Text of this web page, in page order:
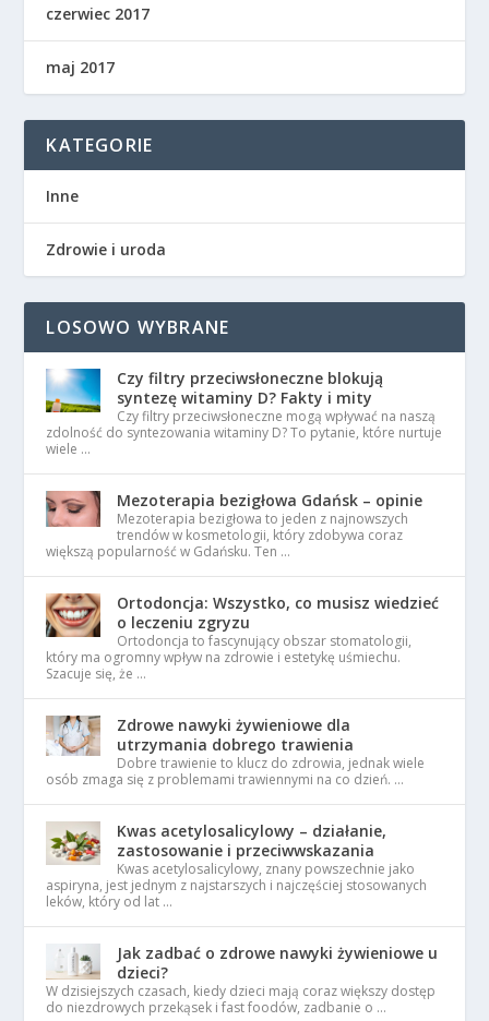
czerwiec 2017
maj 2017
KATEGORIE
Inne
Zdrowie i uroda
LOSOWO WYBRANE
Czy filtry przeciwsłoneczne blokują
syntezę witaminy D? Fakty i mity
Czy filtry przeciwsłoneczne mogą wpływać na naszą
zdolność do syntezowania witaminy D? To pytanie, które nurtuje
wiele …
Mezoterapia bezigłowa Gdańsk – opinie
Mezoterapia bezigłowa to jeden z najnowszych
trendów w kosmetologii, który zdobywa coraz
większą popularność w Gdańsku. Ten …
Ortodoncja: Wszystko, co musisz wiedzieć
o leczeniu zgryzu
Ortodoncja to fascynujący obszar stomatologii,
który ma ogromny wpływ na zdrowie i estetykę uśmiechu.
Szacuje się, że …
Zdrowe nawyki żywieniowe dla
utrzymania dobrego trawienia
Dobre trawienie to klucz do zdrowia, jednak wiele
osób zmaga się z problemami trawiennymi na co dzień. …
Kwas acetylosalicylowy – działanie,
zastosowanie i przeciwwskazania
Kwas acetylosalicylowy, znany powszechnie jako
aspiryna, jest jednym z najstarszych i najczęściej stosowanych
leków, który od lat …
Jak zadbać o zdrowe nawyki żywieniowe u
dzieci?
W dzisiejszych czasach, kiedy dzieci mają coraz większy dostęp
do niezdrowych przekąsek i fast foodów, zadbanie o …